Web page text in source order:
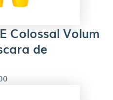
Colossal Volum
de